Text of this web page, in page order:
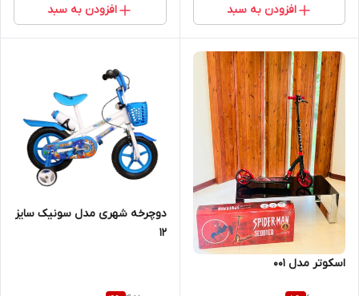
افزودن به سبد افزودن به سبد
اسکوتر مدل 001
دوچرخه شهری مدل سونیک سایز
12